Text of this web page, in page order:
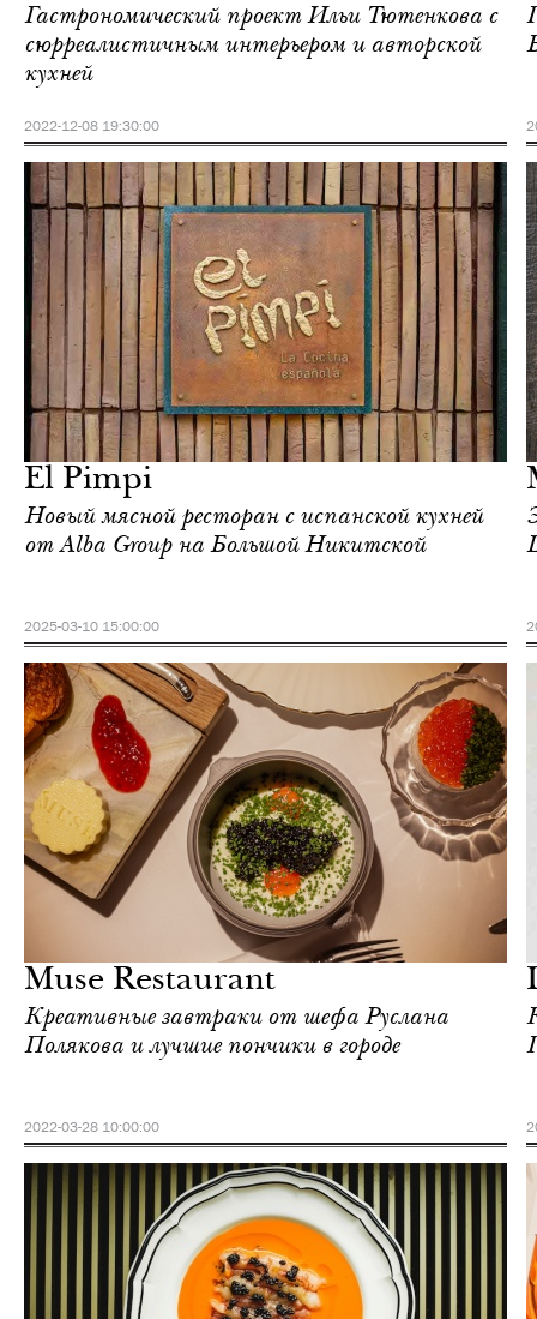
Гастрономический проект Ильи Тютенкова с
сюрреалистичным интерьером и авторской
кухней
2022-12-08 19:30:00
El Pimpi
Новый мясной ресторан с испанской кухней
от Alba Group на Большой Никитской
2025-03-10 15:00:00
Muse Restaurant
Креативные завтраки от шефа Руслана
Полякова и лучшие пончики в городе
2022-03-28 10:00:00